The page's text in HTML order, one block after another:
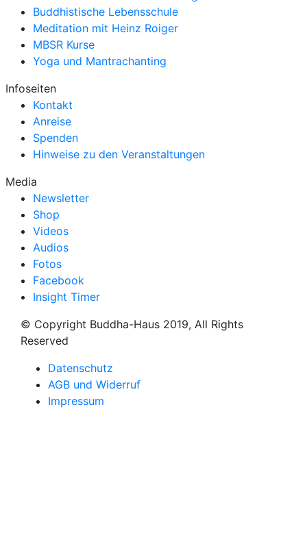
Buddhistische Lebensschule
Meditation mit Heinz Roiger
MBSR Kurse
Yoga und Mantrachanting
Infoseiten
Kontakt
Anreise
Spenden
Hinweise zu den Veranstaltungen
Media
Newsletter
Shop
Videos
Audios
Fotos
Facebook
Insight Timer
© Copyright Buddha-Haus 2019, All Rights
Reserved
Datenschutz
AGB und Widerruf
Impressum